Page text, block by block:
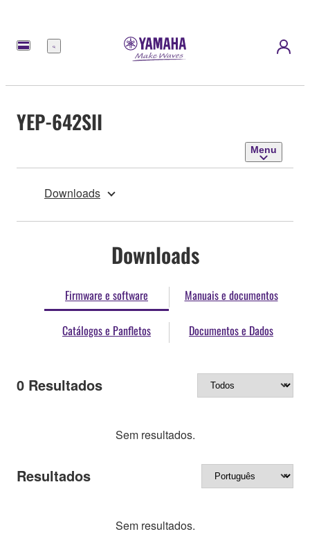
Menu
YEP-642SII
Menu
Downloads
Downloads
Firmware e software Manuais e documentos
Catálogos e Panfletos Documentos e Dados
0 Resultados
Sem resultados.
Resultados
Sem resultados.